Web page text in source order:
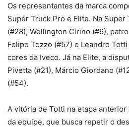
Os representantes da marca
Super Truck Pro e Elite. Na
(#28), Wellington Cirino (#6),
Felipe Tozzo (#57) e Leandro
cores da Iveco. Já na Elite, a
Pivetta (#21), Márcio Giordano
(#54).
A vitória de Totti na etapa
da equipe, que busca repetir o